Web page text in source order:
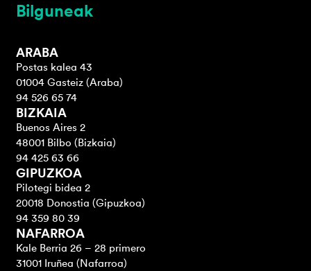
Bilguneak
ARABA
Postas kalea 43
01004 Gasteiz (Araba)
94 526 65 74
BIZKAIA
Buenos Aires 2
48001 Bilbo (Bizkaia)
94 425 63 66
GIPUZKOA
Pilotegi bidea 2
20018 Donostia (Gipuzkoa)
94 359 80 39
NAFARROA
Kale Berria 26 – 28 primero
31001 Iruñea (Nafarroa)